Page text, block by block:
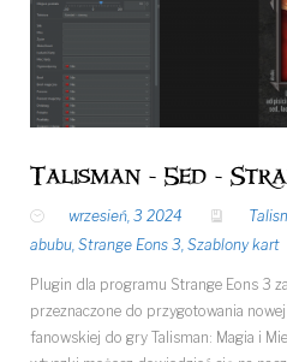
Talisman - 5ed -
wrzesień, 3 2024
abubu Strange Eons 3 Szablony kart
Plugin dla programu Strange Eons 3
przeznaczone do przygotowania
fanowskiej do gry Talisman: Magia i